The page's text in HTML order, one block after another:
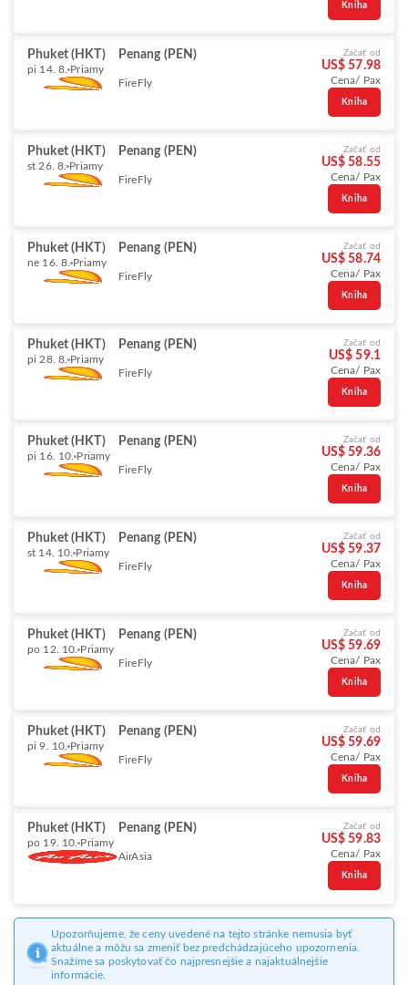
Kniha
Phuket (HKT) Penang (PEN)
pi 14. 8. Priamy
FireFly
Začať od
US$ 57.98
Cena/ Pax
Kniha
Phuket (HKT) Penang (PEN)
st 26. 8. Priamy
FireFly
Začať od
US$ 58.55
Cena/ Pax
Kniha
Phuket (HKT) Penang (PEN)
ne 16. 8. Priamy
FireFly
Začať od
US$ 58.74
Cena/ Pax
Kniha
Phuket (HKT) Penang (PEN)
pi 28. 8. Priamy
FireFly
Začať od
US$ 59.1
Cena/ Pax
Kniha
Phuket (HKT) Penang (PEN)
pi 16. 10. Priamy
FireFly
Začať od
US$ 59.36
Cena/ Pax
Kniha
Phuket (HKT) Penang (PEN)
st 14. 10. Priamy
FireFly
Začať od
US$ 59.37
Cena/ Pax
Kniha
Phuket (HKT) Penang (PEN)
po 12. 10. Priamy
FireFly
Začať od
US$ 59.69
Cena/ Pax
Kniha
Phuket (HKT) Penang (PEN)
pi 9. 10. Priamy
FireFly
Začať od
US$ 59.69
Cena/ Pax
Kniha
Phuket (HKT) Penang (PEN)
po 19. 10. Priamy
AirAsia
Začať od
US$ 59.83
Cena/ Pax
Kniha
Upozorňujeme, že ceny uvedené na tejto stránke nemusia byť
aktuálne a môžu sa zmeniť bez predchádzajúceho upozornenia.
Snažíme sa poskytovať čo najpresnejšie a najaktuálnejšie
informácie.